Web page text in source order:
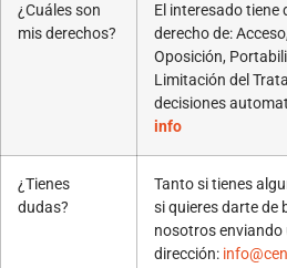
¿Cuáles son
mis derechos?
El interesado tiene
derecho de:
Oposición,
Limitación del
decisiones
info
¿Tienes
dudas?
Tanto si tienes
si quieres darte de
nosotros enviando
dirección: